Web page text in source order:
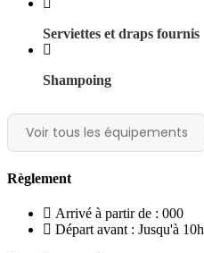
Serviettes et draps fournis
Shampoing
Voir tous les équipements
Règlement
Arrivé à partir de : 000
Départ avant : Jusqu'à 10h